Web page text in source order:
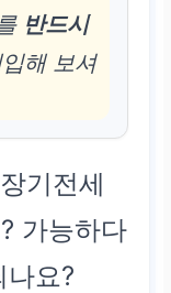
반드시
해 보셔
기전세
가능하다
나요?